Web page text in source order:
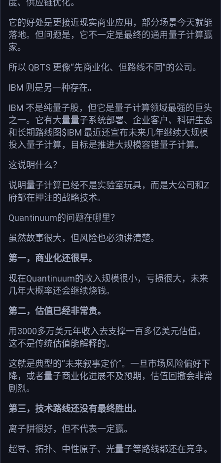
它的好处是更接近现实商业应用，部分场景今天就能
落地。但问题是，它不一定是最终的通用量子计算赢
家。
所以 QBTS 更像“先商业化、但路线不同”的公司。
IBM 则是另一种存在。
IBM 不是纯量子股，但它是量子计算领域最强的巨头
之一。它有大量量子系统部署、企业客户、科研生态
和长期路线图$IBM 最近还宣布未来几年继续大规模
投入量子计算，目标是推进大规模容错量子计算。
这说明什么？
说明量子计算已经不是实验室玩具，而是大公司和Z
府都在押注的战略技术。
Quantinuum的问题在哪里？
虽然故事很大，但风险也必须讲清楚。
第一，商业化还很早。
现在Quantinuum的收入规模很小，亏损很大，未来
几年大概率还会继续烧钱。
第二，估值已经非常贵。
用3000多万美元年收入去支撑一百多亿美元估值，
这不是传统估值能解释的。
这就是典型的“未来叙事定价”。一旦市场风险偏好下
降，或者量子商业化进展不及预期，估值回撤会非常
剧烈。
第三，技术路线还没有最终胜出。
离子阱很好，但不代表一定赢。
超导、拓扑、中性原子、光量子等路线都还在竞争。